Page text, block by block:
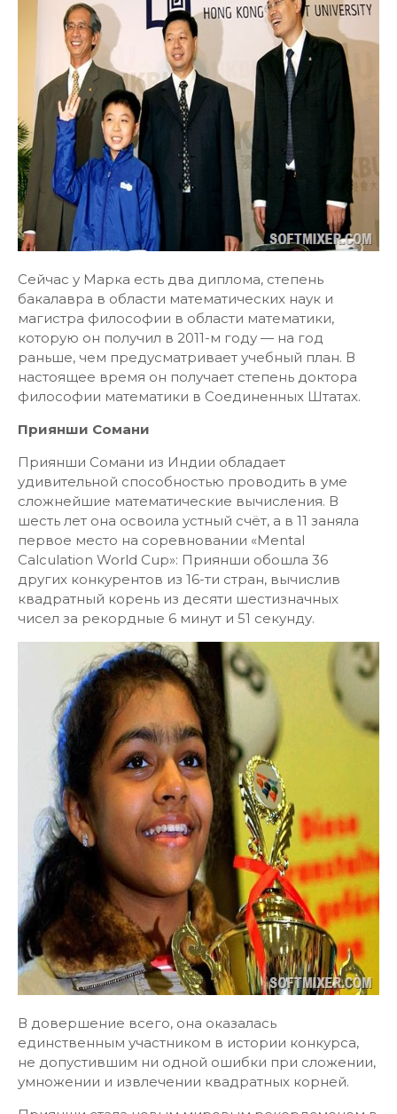
Сейчас у Марка есть два диплома, степень
бакалавра в области математических наук и
магистра философии в области математики,
которую он получил в 2011-м году — на год
раньше, чем предусматривает учебный план. В
настоящее время он получает степень доктора
философии математики в Соединенных Штатах.
Приянши Сомани
Приянши Сомани из Индии обладает
удивительной способностью проводить в уме
сложнейшие математические вычисления. В
шесть лет она освоила устный счёт, а в 11 заняла
первое место на соревновании «Mental
Calculation World Cup»: Приянши обошла 36
других конкурентов из 16-ти стран, вычислив
квадратный корень из десяти шестизначных
чисел за рекордные 6 минут и 51 секунду.
В довершение всего, она оказалась
единственным участником в истории конкурса,
не допустившим ни одной ошибки при сложении,
умножении и извлечении квадратных корней.